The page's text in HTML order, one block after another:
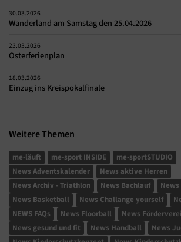
30.03.2026
Wanderland am Samstag den 25.04.2026
23.03.2026
Osterferienplan
18.03.2026
Einzug ins Kreispokalfinale
Weitere Themen
me-läuft me-sport INSIDE
me-sportSTUDIO
News Adventskalender
News aktive Herren
News Archiv - Triathlon
News Bachlauf
News Basketball
News Challange yourself
NEWS FAQs
News Floorball News
News gesund und fit
News Handball News